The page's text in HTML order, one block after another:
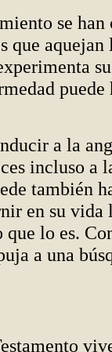
se han
que
puede
a la
incluso a
también
en su vida
lo es.
a una